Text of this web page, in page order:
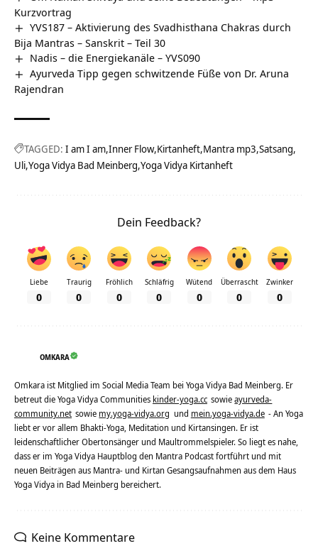
Kurzvortrag
YVS187 – Aktivierung des Svadhisthana Chakras durch
Bija Mantras – Sanskrit – Teil 30
Nadis – die Energiekanäle – YVS090
Ayurveda Tipp gegen schwitzende Füße von Dr. Aruna
Rajendran
TAGGED: I am I am Inner Flow Kirtanheft Mantra mp3 Satsang
Uli Yoga Vidya Bad Meinberg Yoga Vidya Kirtanheft
Dein Feedback?
Liebe
0
Traurig
0
Fröhlich
0
Schläfrig
0
Wütend
0
Überrascht
0
Zwinker
0
OMKARA
Omkara ist Mitglied im Social Media Team bei Yoga Vidya Bad Meinberg. Er
betreut die Yoga Vidya Communities kinder-yoga.cc sowieayurveda-
community.net sowie my.yoga-vidya.org und mein.yoga-vidya.de - An Yoga
liebt er vor allem Bhakti-Yoga, Meditation und Kirtansingen. Er ist
leidenschaftlicher Obertonsänger und Maultrommelspieler. So liegt es nahe,
dass er im Yoga Vidya Hauptblog den Mantra Podcast fortführt und mit
neuen Beiträgen aus Mantra- und Kirtan Gesangsaufnahmen aus dem Haus
Yoga Vidya in Bad Meinberg bereichert.
Keine Kommentare